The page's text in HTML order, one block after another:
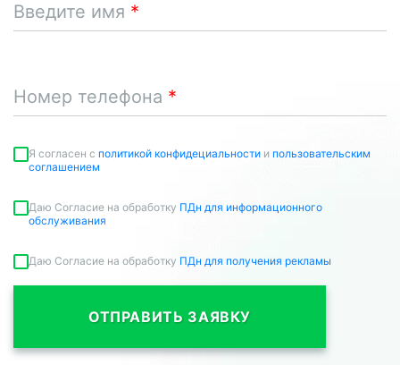
Введите имя
Номер телефона
Я согласен c политикой конфидециальности и пользовательским
соглашением
Даю Согласие на обработку ПДн для информационного
обслуживания
Даю Согласие на обработку ПДн для получения рекламы
ОТПРАВИТЬ ЗАЯВКУ